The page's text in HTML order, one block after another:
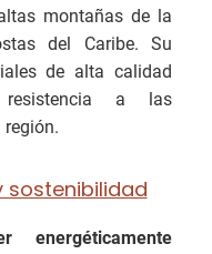
montañas de la
del Caribe. Su
de alta calidad
a las
sostenibilidad
energéticamente